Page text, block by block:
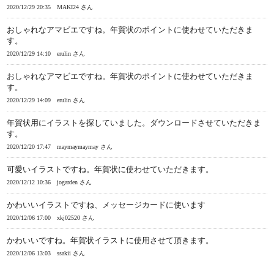
2020/12/29 20:35 MAKI24 さん
おしゃれなアマビエですね。年賀状のポイントに使わせていただきま
す。
2020/12/29 14:10 erulin さん
おしゃれなアマビエですね。年賀状のポイントに使わせていただきま
す。
2020/12/29 14:09 erulin さん
年賀状用にイラストを探していました。ダウンロードさせていただきま
す。
2020/12/20 17:47 maymaymaymay さん
可愛いイラストですね。年賀状に使わせていただきます。
2020/12/12 10:36 jogarden さん
かわいいイラストですね、メッセージカードに使います
2020/12/06 17:00 xkj02520 さん
かわいいですね。年賀状イラストに使用させて頂きます。
2020/12/06 13:03 ssakii さん